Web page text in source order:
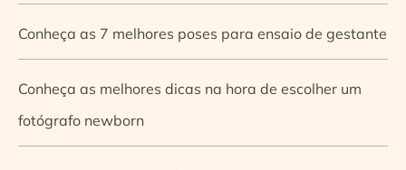
Conheça as 7 melhores poses para ensaio de gestante
Conheça as melhores dicas na hora de escolher um
fotógrafo newborn